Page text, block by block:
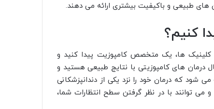
های طبیعی و باکیفیت بیشتری ارائه می دهند.
کنیم؟
کلینیک ها، یک متخصص کامپوزیت پیدا کنید و
درمان های کامپوزیتی با نتایج طبیعی هستید و
که درمان خود را نزد یکی از دندانپزشکانی
می توانند با در نظر گرفتن سطح انتظارات شما،